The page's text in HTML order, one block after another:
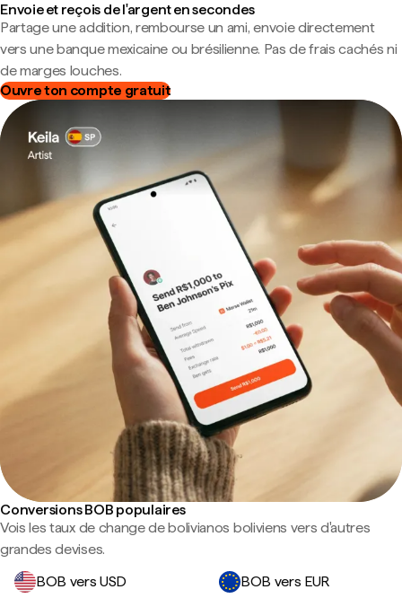
Envoie et reçois de l'argent en secondes
Partage une addition, rembourse un ami, envoie directement
vers une banque mexicaine ou brésilienne. Pas de frais cachés ni
de marges louches.
Ouvre ton compte gratuit
Conversions BOB populaires
Vois les taux de change de bolivianos boliviens vers d'autres
grandes devises.
BOB vers USD
BOB vers EUR